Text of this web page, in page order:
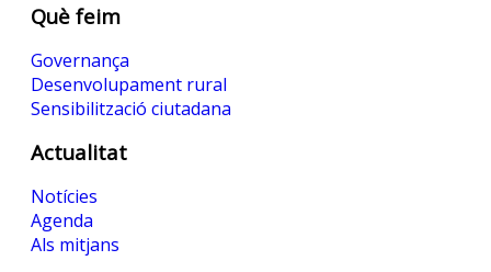
Què feim
Governança
Desenvolupament rural
Sensibilització ciutadana
Actualitat
Notícies
Agenda
Als mitjans